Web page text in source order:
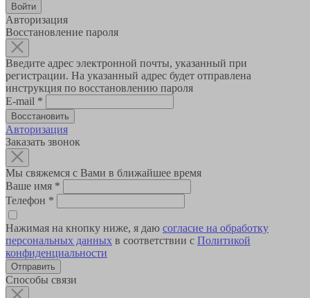
Авторизация
Восстановление пароля
Введите адрес электронной почты, указанный при
регистрации. На указанный адрес будет отправлена
инструкция по восстановлению пароля
E-mail *
Авторизация
Заказать звонок
Мы свяжемся с Вами в ближайшее время
Ваше имя *
Телефон *
Нажимая на кнопку ниже, я даю согласие на обработку
персональных данных в соответствии с Политикой
конфиденциальности
Способы связи